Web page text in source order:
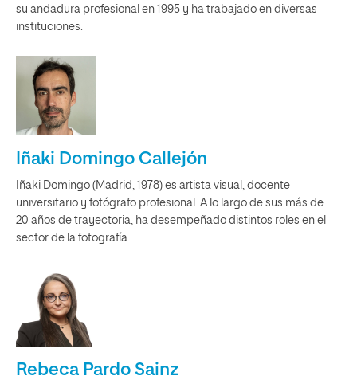
su andadura profesional en 1995 y ha trabajado en diversas
instituciones.
Iñaki Domingo Callejón
Iñaki Domingo (Madrid, 1978) es artista visual, docente
universitario y fotógrafo profesional. A lo largo de sus más de
20 años de trayectoria, ha desempeñado distintos roles en el
sector de la fotografía.
Rebeca Pardo Sainz